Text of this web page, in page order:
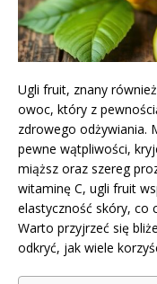
Ugli fruit, znany
owoc, który z
zdrowego odżywiania.
pewne wątpliwości,
miąższ oraz szereg
witaminę C, ugli fruit
elastyczność skóry, co
Warto przyjrzeć się
odkryć, jak wiele